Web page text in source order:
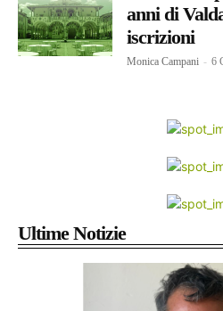
anni di
iscrizioni
Monica Campani - 6
Ultime Notizie